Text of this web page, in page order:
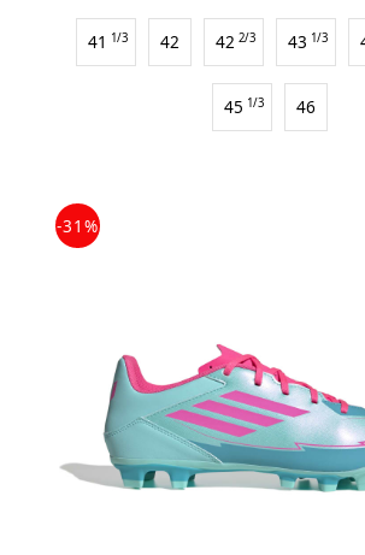
41 1/3 42 42 2/3 43 1/3
45 1/3 46
-31%